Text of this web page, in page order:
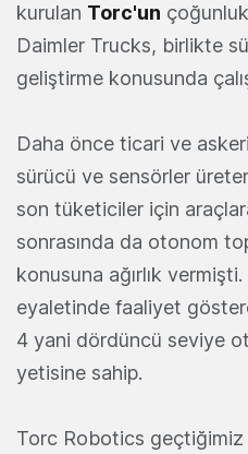
kurulan Torc'un
Daimler Trucks, birlikte
geliştirme konusunda
Daha önce ticari ve
sürücü ve sensörler
son tüketiciler için
sonrasında da otonom
konusuna ağırlık
eyaletinde faaliyet
4 yani dördüncü seviye
yetisine sahip.
Torc Robotics geçtiğimiz